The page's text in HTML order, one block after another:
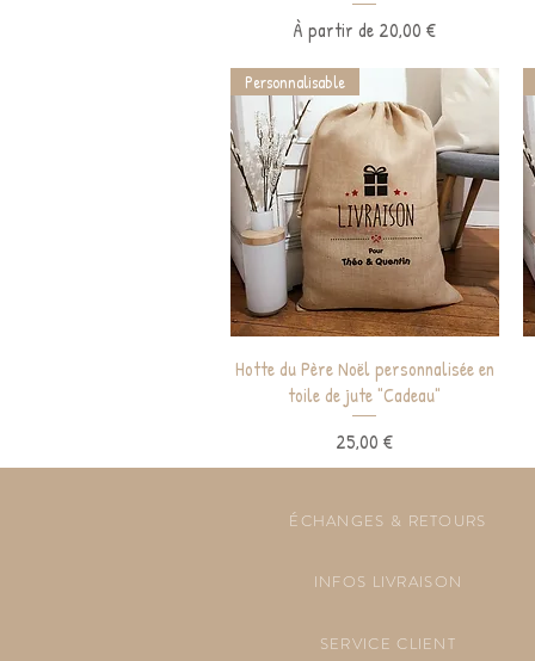
À partir de 20,00 €
Prix promotionnel
Aperçu rapide
Personnalisable
Hotte du Père Noël personnalisée en
toile de jute "Cadeau"
Prix
25,00 €
ÉCHANGES & RETOURS
INFOS LIVRAISON
SERVICE CLIENT